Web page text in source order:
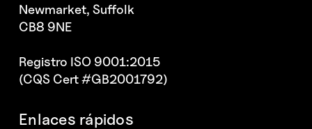
Newmarket, Suffolk
CB8 9NE
Registro ISO 9001:2015
(CQS Cert #GB2001792)
Enlaces rápidos